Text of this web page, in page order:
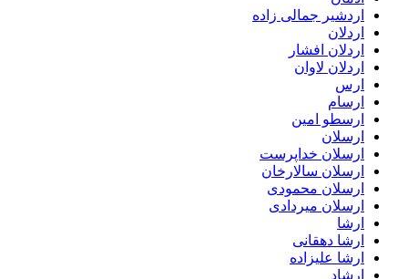
اردشیر جمالی زاده
اردلان
اردلان افشار
اردلان لاوان
ارس
ارسام
ارسطو امین
ارسلان
ارسلان خداپرست
ارسلان سالارخان
ارسلان محمودی
ارسلان میردادی
ارشا
ارشا دهقانی
ارشا علیزاده
ارشاد